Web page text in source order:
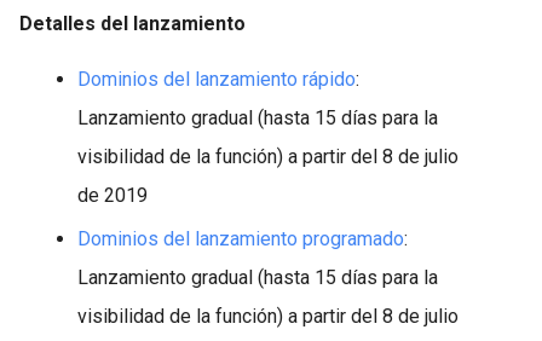
Detalles del lanzamiento
Dominios del lanzamiento rápido:
Lanzamiento gradual (hasta 15 días para la
visibilidad de la función) a partir del 8 de julio
de 2019
Dominios del lanzamiento programado:
Lanzamiento gradual (hasta 15 días para la
visibilidad de la función) a partir del 8 de julio